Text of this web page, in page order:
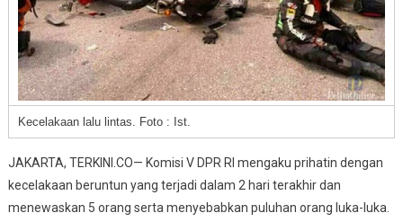
Kecelakaan lalu lintas. Foto : Ist.
JAKARTA, TERKINI.CO— Komisi V DPR RI mengaku prihatin dengan
kecelakaan beruntun yang terjadi dalam 2 hari terakhir dan
menewaskan 5 orang serta menyebabkan puluhan orang luka-luka.